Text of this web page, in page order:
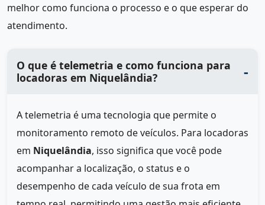
melhor como funciona o processo e o que esperar do
atendimento.
O que é telemetria e como funciona para
locadoras em Niquelândia?
A telemetria é uma tecnologia que permite o
monitoramento remoto de veículos. Para locadoras
em Niquelândia, isso significa que você pode
acompanhar a localização, o status e o
desempenho de cada veículo de sua frota em